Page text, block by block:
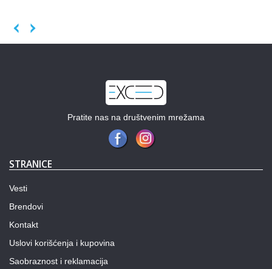
Pratite nas na društvenim mrežama
STRANICE
Vesti
Brendovi
Kontakt
Uslovi korišćenja i kupovina
Saobraznost i reklamacija